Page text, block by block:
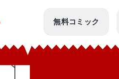
無料コミック